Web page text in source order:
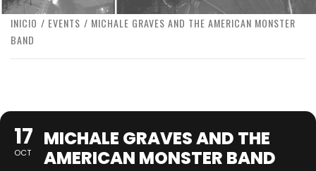
INICIO EVENTS
MICHALE GRAVES AND THE AMERICAN MONSTER
BAND
17
OCT
MICHALE GRAVES AND THE
AMERICAN MONSTER BAND